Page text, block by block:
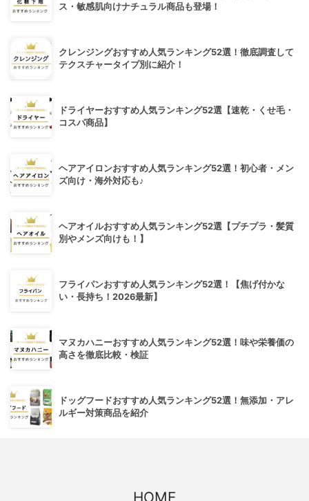
ス・敏感肌向けナチュラル商品も登場！
クレンジングおすすめ人気ランキング52選！徹底調査して
テクスチャータイプ別に紹介！
ドライヤーおすすめ人気ランキング52選【速乾・くせ毛・
コスパ商品】
ヘアアイロンおすすめ人気ランキング52選！初心者・メン
ズ向け・海外対応も♪
ヘアオイルおすすめ人気ランキング52選【プチプラ・髪質
別やメンズ向けも！】
フライパンおすすめ人気ランキング52選！【焦げ付かな
い・長持ち！2026最新】
マヌカハニーおすすめ人気ランキング52選！味や栄養価の
高さを徹底比較・検証
ドッグフードおすすめ人気ランキング52選！無添加・アレ
ルギー対策商品を紹介
HOME